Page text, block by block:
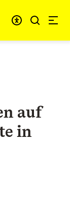
auf
in